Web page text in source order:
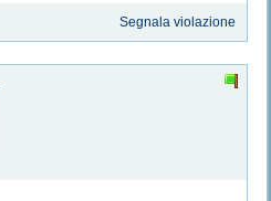
Segnala violazione